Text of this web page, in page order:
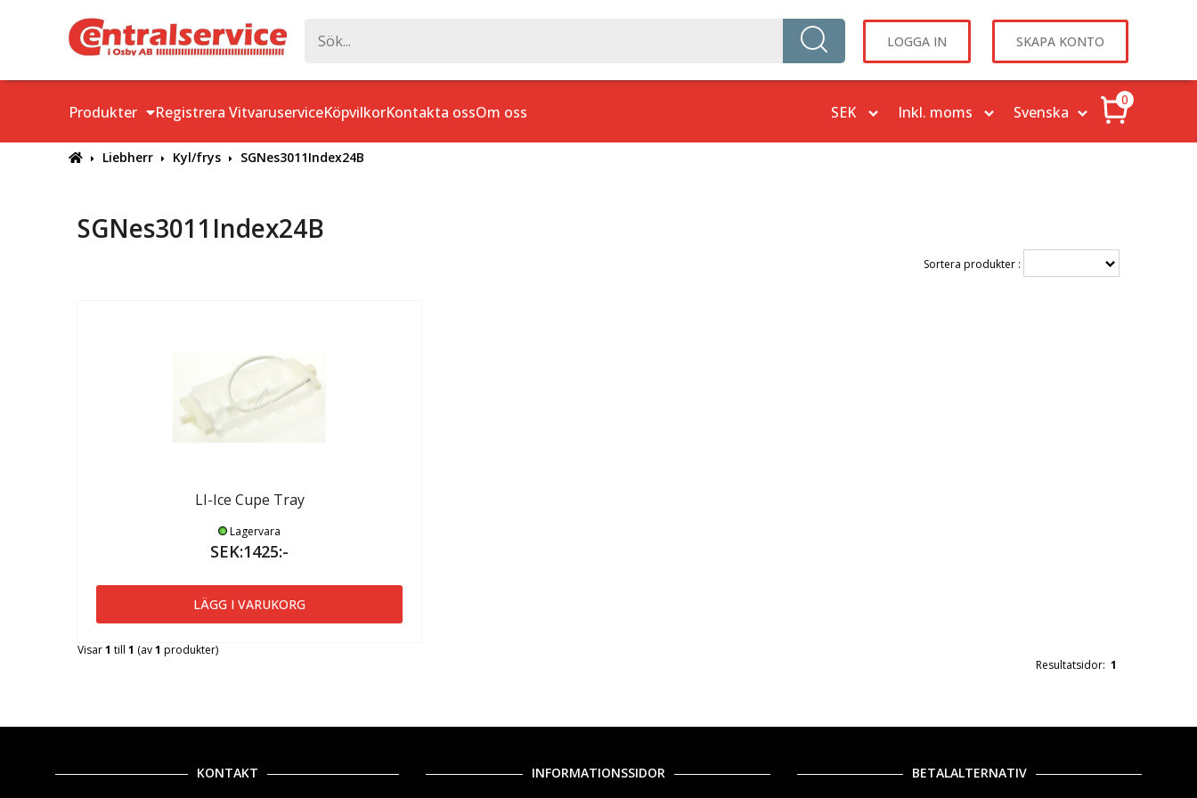
LOGGA IN SKAPA KONTO
Produkter Registrera VitvaruserviceKöpvilkorKontakta ossOm oss
0
Liebherr Kyl/frys SGNes3011Index24B
SGNes3011Index24B
Sortera produkter :
LI-Ice Cupe Tray
Lagervara
SEK:1425:-
LÄGG I VARUKORG
Visar1 till 1 (av1 produkter)
Resultatsidor: 1
KONTAKT INFORMATIONSSIDOR BETALALTERNATIV